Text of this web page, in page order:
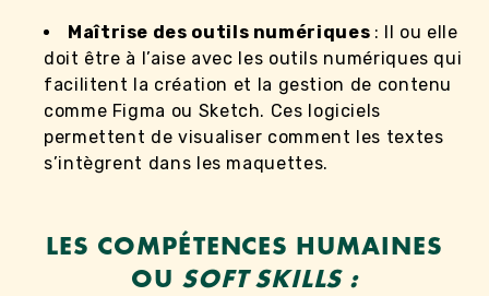
Maîtrise des outils numériques : Il ou elle
doit être à l’aise avec les outils numériques qui
facilitent la création et la gestion de contenu
comme Figma ou Sketch. Ces logiciels
permettent de visualiser comment les textes
s’intègrent dans les maquettes.
LES COMPÉTENCES HUMAINES
OU SOFT SKILLS :